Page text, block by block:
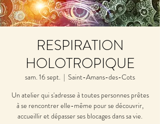
RESPIRATION
HOLOTROPIQUE
sam. 16 sept.
  |
Saint-Amans-des-Cots
Un atelier qui s'adresse à toutes personnes prêtes
à se rencontrer elle-même pour se découvrir,
accueillir et dépasser ses blocages dans sa vie.